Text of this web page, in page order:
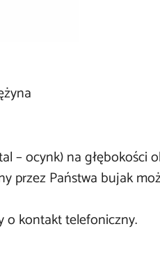
– ocynk) na głębokości
przez Państwa bujak
o kontakt telefoniczny.